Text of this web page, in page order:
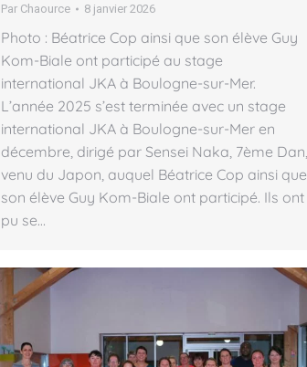
Par Chaource 8 janvier 2026
Photo : Béatrice Cop ainsi que son élève Guy
Kom-Biale ont participé au stage
international JKA à Boulogne-sur-Mer.
L’année 2025 s’est terminée avec un stage
international JKA à Boulogne-sur-Mer en
décembre, dirigé par Sensei Naka, 7ème Dan,
venu du Japon, auquel Béatrice Cop ainsi que
son élève Guy Kom-Biale ont participé. Ils ont
pu se…